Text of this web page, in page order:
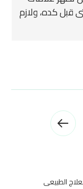
قبل كده، ولازم
الطبيعى